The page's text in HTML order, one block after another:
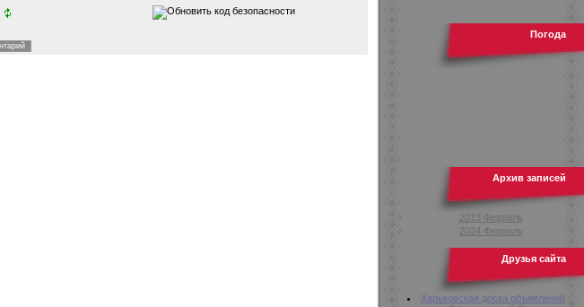
Погода
Архив записей
2013 Февраль
2024 Февраль
Друзья сайта
Харьковская доска объявлений